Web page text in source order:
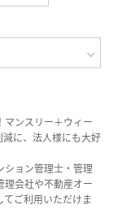
マンスリー＋ウィー
に、法人様にも大好
ション管理士・管理
理会社や不動産オー
ご利用いただけま